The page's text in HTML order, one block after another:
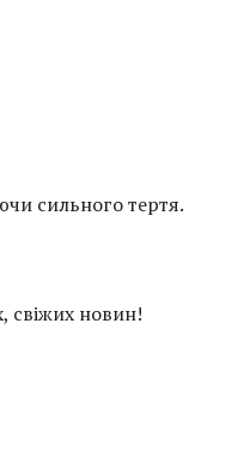
сильного тертя.
свіжих новин!